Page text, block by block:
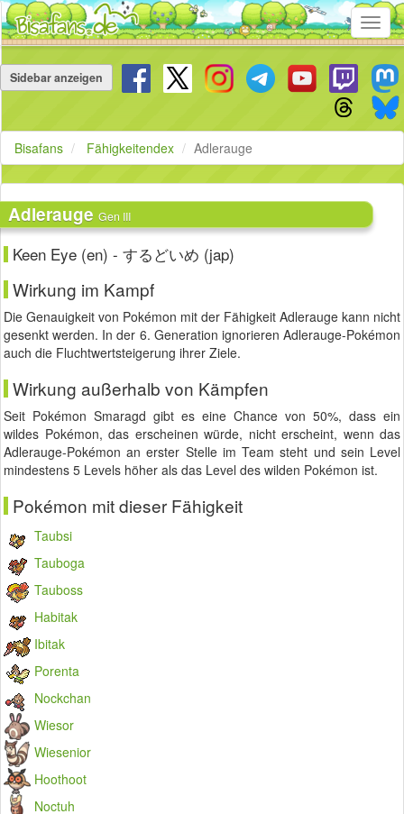
überspringen
Sidebar anzeigen
Bisafans Fähigkeitendex Adlerauge
Adlerauge Gen III
Keen Eye (en) - するどいめ (jap)
Wirkung im Kampf
Die Genauigkeit von Pokémon mit der Fähigkeit Adlerauge kann nicht
gesenkt werden. In der 6. Generation ignorieren Adlerauge-Pokémon
auch die Fluchtwertsteigerung ihrer Ziele.
Wirkung außerhalb von Kämpfen
Seit Pokémon Smaragd gibt es eine Chance von 50%, dass ein
wildes Pokémon, das erscheinen würde, nicht erscheint, wenn das
Adlerauge-Pokémon an erster Stelle im Team steht und sein Level
mindestens 5 Levels höher als das Level des wilden Pokémon ist.
Pokémon mit dieser Fähigkeit
Taubsi
Tauboga
Tauboss
Habitak
Ibitak
Porenta
Nockchan
Wiesor
Wiesenior
Hoothoot
Noctuh